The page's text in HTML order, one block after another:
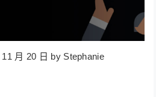
月 20 日 by Stephanie